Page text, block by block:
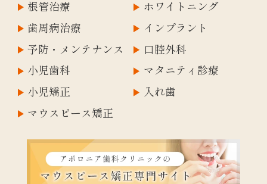
根管治療
歯周病治療
予防・メンテナンス
小児歯科
小児矯正
マウスピース矯正
ホワイトニング
インプラント
口腔外科
マタニティ診療
入れ歯